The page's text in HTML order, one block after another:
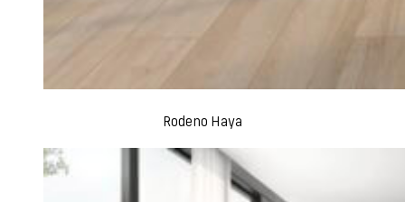
Rodeno Haya